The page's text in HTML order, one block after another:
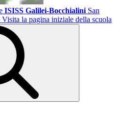
ISISS Galilei-Bocchialini San
la pagina iniziale della scuola